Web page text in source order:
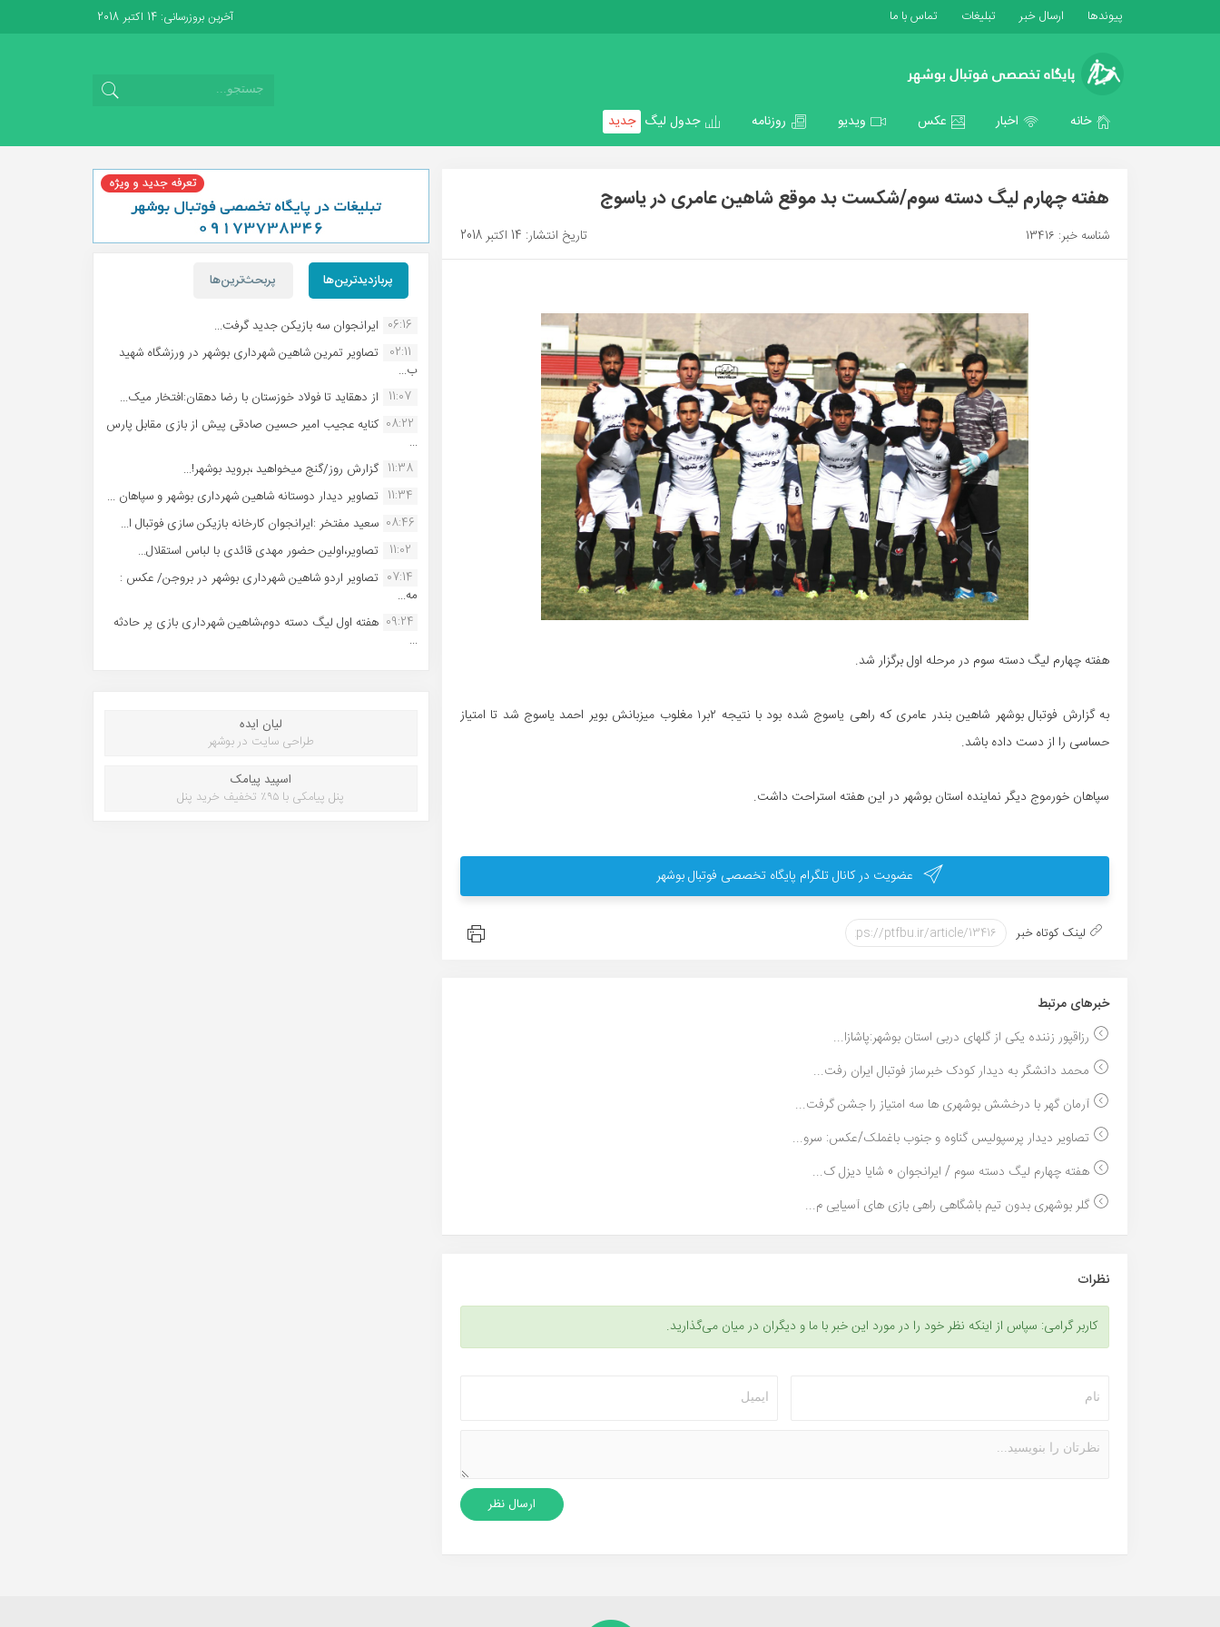
پیوندها ارسال خبر تبلیغات تماس با ما آخرین بروزرسانی: 14 اکتبر 2018
خانه اخبار عکس ویدیو روزنامه جدول لیگ جدید
هفته چهارم لیگ دسته سوم/شکست بد موقع شاهین عامری در یاسوج
شناسه خبر: 13416 تاریخ انتشار: 14 اکتبر 2018
هفته چهارم لیگ دسته سوم در مرحله اول برگزار شد.
به گزارش فوتبال بوشهر شاهین بندر عامری که راهی یاسوج شده بود با نتیجه ۲بر۱ مغلوب میزبانش بویر احمد یاسوج شد تا امتیاز
حساسی را از دست داده باشد.
سپاهان خورموج دیگر نماینده استان بوشهر در این هفته استراحت داشت.
عضویت در کانال تلگرام پایگاه تخصصی فوتبال بوشهر
لینک کوتاه خبر
خبر‌های مرتبط
رزاقپور زننده یکی از گلهای دربی استان بوشهر:پاشازا...
محمد دانشگر به دیدار کودک خبرساز فوتبال ایران رفت...
آرمان گهر با درخشش بوشهری ها سه امتیاز را جشن گرفت...
تصاویر دیدار پرسپولیس گناوه و جنوب باغملک/عکس: سرو...
هفته چهارم لیگ دسته سوم / ایرانجوان 0 شایا دیزل ک...
گلر بوشهری بدون تیم باشگاهی راهی بازی های آسیایی م...
نظرات
کاربر گرامی: سپاس از اینکه نظر خود را در مورد این خبر با ما و دیگران در میان می‌گذارید.
پربازدیدترین‌ها پربحث‌ترین‌ها
06:16 ایرانجوان سه بازیکن جدید گرفت...
02:11
تصاویر تمرین شاهین شهردارى بوشهر در ورزشگاه شهید
ب...
11:07 از دهقاید تا فولاد خوزستان با رضا دهقان:افتخار میک...
08:22 کنایه عجیب امیر حسین صادقی پیش از بازی مقابل پارس
...
11:38 گزارش روز/گنج میخواهید ،بروید بوشهر!...
11:34 تصاویر دیدار دوستانه شاهین شهردارى بوشهر و سپاهان ...
08:46 سعید مفتخر :ایرانجوان کارخانه بازیکن سازی فوتبال ا...
11:02
تصاویر،اولین حضور مهدی قائدی با لباس استقلال...
07:14 تصاویر اردو شاهین شهرداری بوشهر در بروجن/ عکس :
مه...
09:24 هفته اول لیگ دسته دوم،شاهین شهرداری بازی پر حادثه
...
لیان ایده
طراحی سایت در بوشهر
اسپید پیامک
پنل پیامکی با ۹۵٪ تخفیف خرید پنل